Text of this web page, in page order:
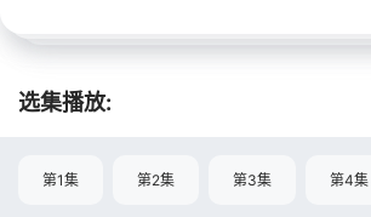
选集播放:
第1集 第2集 第3集 第4集